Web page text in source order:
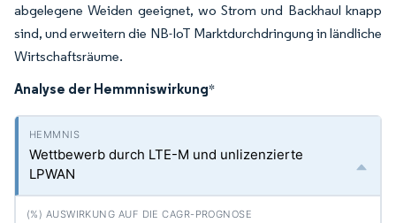
abgelegene Weiden geeignet, wo Strom und Backhaul knapp
sind, und erweitern die NB-IoT Marktdurchdringung in ländliche
Wirtschaftsräume.
Analyse der Hemmniswirkung*
Wettbewerb durch LTE-M und unlizenzierte
LPWAN